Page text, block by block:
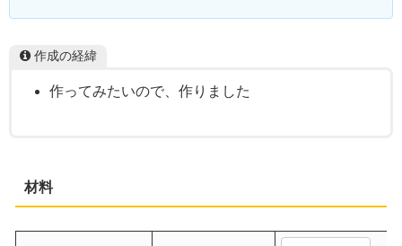
作成の経緯
作ってみたいので、作りました
材料